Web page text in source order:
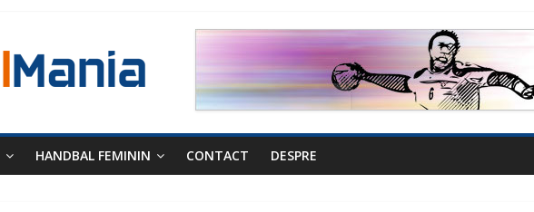
HANDBAL FEMININ CONTACT DESPRE